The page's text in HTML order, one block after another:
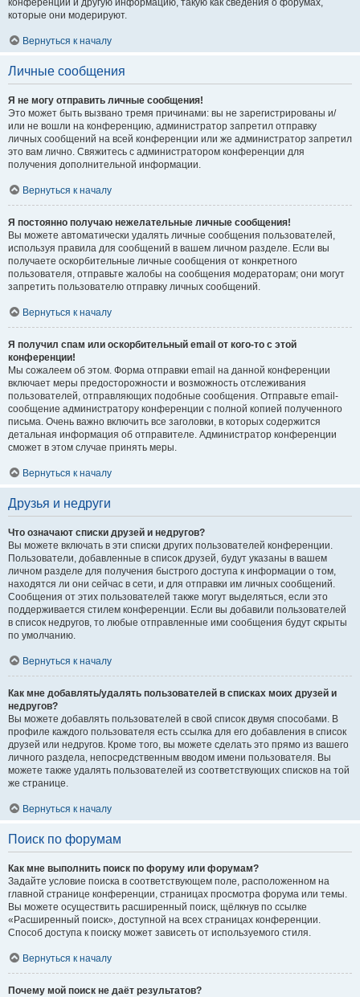
конференции и другую информацию, такую как сведения о форумах,
которые они модерируют.
Вернуться к началу
Личные сообщения
Я не могу отправить личные сообщения!
Это может быть вызвано тремя причинами: вы не зарегистрированы и/
или не вошли на конференцию, администратор запретил отправку
личных сообщений на всей конференции или же администратор запретил
это вам лично. Свяжитесь с администратором конференции для
получения дополнительной информации.
Вернуться к началу
Я постоянно получаю нежелательные личные сообщения!
Вы можете автоматически удалять личные сообщения пользователей,
используя правила для сообщений в вашем личном разделе. Если вы
получаете оскорбительные личные сообщения от конкретного
пользователя, отправьте жалобы на сообщения модераторам; они могут
запретить пользователю отправку личных сообщений.
Вернуться к началу
Я получил спам или оскорбительный email от кого-то с этой
конференции!
Мы сожалеем об этом. Форма отправки email на данной конференции
включает меры предосторожности и возможность отслеживания
пользователей, отправляющих подобные сообщения. Отправьте email-
сообщение администратору конференции с полной копией полученного
письма. Очень важно включить все заголовки, в которых содержится
детальная информация об отправителе. Администратор конференции
сможет в этом случае принять меры.
Вернуться к началу
Друзья и недруги
Что означают списки друзей и недругов?
Вы можете включать в эти списки других пользователей конференции.
Пользователи, добавленные в список друзей, будут указаны в вашем
личном разделе для получения быстрого доступа к информации о том,
находятся ли они сейчас в сети, и для отправки им личных сообщений.
Сообщения от этих пользователей также могут выделяться, если это
поддерживается стилем конференции. Если вы добавили пользователей
в список недругов, то любые отправленные ими сообщения будут скрыты
по умолчанию.
Вернуться к началу
Как мне добавлять/удалять пользователей в списках моих друзей и
недругов?
Вы можете добавлять пользователей в свой список двумя способами. В
профиле каждого пользователя есть ссылка для его добавления в список
друзей или недругов. Кроме того, вы можете сделать это прямо из вашего
личного раздела, непосредственным вводом имени пользователя. Вы
можете также удалять пользователей из соответствующих списков на той
же странице.
Вернуться к началу
Поиск по форумам
Как мне выполнить поиск по форуму или форумам?
Задайте условие поиска в соответствующем поле, расположенном на
главной странице конференции, страницах просмотра форума или темы.
Вы можете осуществить расширенный поиск, щёлкнув по ссылке
«Расширенный поиск», доступной на всех страницах конференции.
Способ доступа к поиску может зависеть от используемого стиля.
Вернуться к началу
Почему мой поиск не даёт результатов?